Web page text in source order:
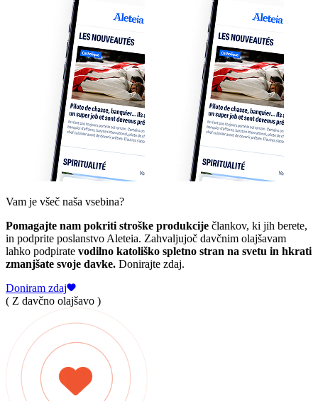
Vam je všeč naša vsebina?
Pomagajte nam pokriti stroške produkcije člankov, ki jih berete,
in podprite poslanstvo Aleteia. Zahvaljujoč davčnim olajšavam
lahko podpirate vodilno katoliško spletno stran na svetu in hkrati
zmanjšate svoje davke. Donirajte zdaj.
Doniram zdaj
( Z davčno olajšavo )